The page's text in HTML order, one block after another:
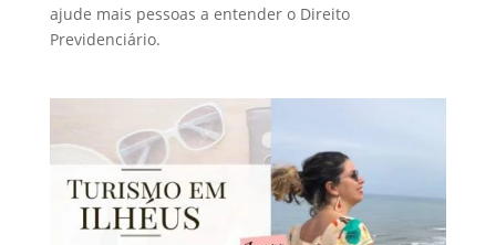
ajude mais pessoas a entender o Direito
Previdenciário.